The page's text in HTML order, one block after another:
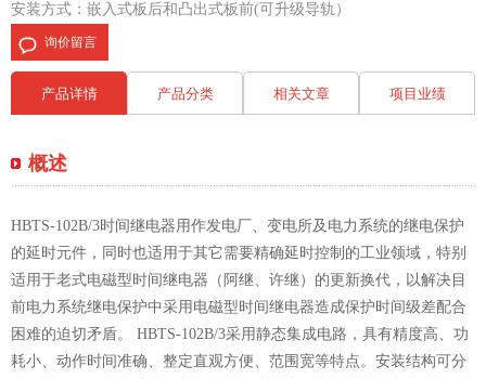
安装方式：嵌入式板后和凸出式板前(可升级导轨）
询价留言
产品详情 产品分类 相关文章 项目业绩
概述
HBTS-102B/3时间继电器用作发电厂、变电所及电力系统的继电保护
的延时元件，同时也适用于其它需要精确延时控制的工业领域，特别
适用于老式电磁型时间继电器（阿继、许继）的更新换代，以解决目
前电力系统继电保护中采用电磁型时间继电器造成保护时间级差配合
困难的迫切矛盾。 HBTS-102B/3采用静态集成电路，具有精度高、功
耗小、动作时间准确、整定直观方便、范围宽等特点。安装结构可分